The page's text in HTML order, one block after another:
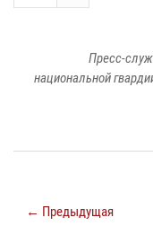
Пресс-
национальной
← Предыдущая